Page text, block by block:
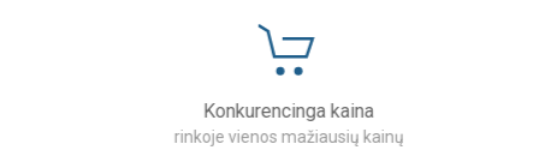
Konkurencinga kaina
rinkoje vienos mažiausių kainų